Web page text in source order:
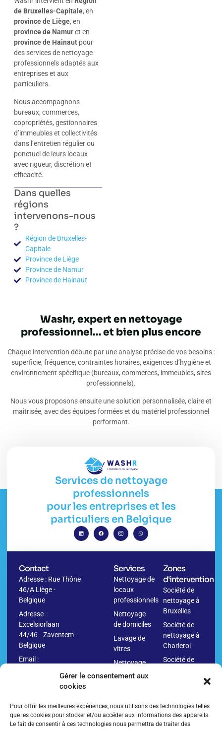
Gérer le consentement aux
cookies
Pour offrir les meilleures expériences, nous utilisons des technologies telles
que les cookies pour stocker et/ou accéder aux informations des appareils.
Le fait de consentir à ces technologies nous permettra de traiter des
de Bruxelles-Capitale, en
province de Liège, en
province de Namuret en
province de Hainaut pour
des services de nettoyage
professionnels adaptés aux
entreprises et aux
particuliers.
Nous accompagnons
bureaux, commerces,
copropriétés, gestionnaires
d’immeubles et collectivités
dans l’entretien régulier ou
ponctuel de leurs locaux
avec rigueur, discrétion et
efficacité.
Dans quelles
régions
intervenons-nous
?
Région de Bruxelles-
Capitale
Province de Liège
Province de Namur
Province de Hainaut
Washr, expert en nettoyage
professionnel… et bien plus encore
Chaque intervention débute par une analyse précise de vos besoins :
superficie, fréquence, contraintes horaires, exigences d’hygiène et
environnement spécifique (bureaux, commerces, immeubles, sites
professionnels).
Nous vous proposons ensuite une solution personnalisée, claire et
maîtrisée, avec des équipes formées et du matériel professionnel
performant.
Services de nettoyage
professionnels
pour les entreprises et les
particuliers en Belgique
Contact
Adresse : Rue Thône
46/A Liège -
Belgique
Adresse :
Excelsiorlaan
44/46 Zaventem -
Belgique
Email :
280.10.09
Services
Nettoyage de
locaux
professionnels
Nettoyage
de domiciles
Lavage de
vitres
Nettoyage
avant
après
déménagement
Zones
d'intervention
Société de
nettoyage à
Bruxelles
Société de
nettoyage à
Charleroi
Société de
nettoyage à
Anvers